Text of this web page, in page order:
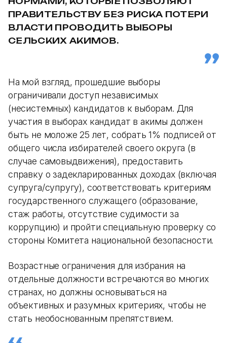
ПРАВИТЕЛЬСТВУ БЕЗ РИСКА ПОТЕРИ
ВЛАСТИ ПРОВОДИТЬ ВЫБОРЫ
СЕЛЬСКИХ АКИМОВ.
На мой взгляд, прошедшие выборы
ограничивали доступ независимых
(несистемных) кандидатов к выборам. Для
участия в выборах кандидат в акимы должен
быть не моложе 25 лет, собрать 1% подписей от
общего числа избирателей своего округа (в
случае самовыдвижения), предоставить
справку о задекларированных доходах (включая
супруга/супругу), соответствовать критериям
государственного служащего (образование,
стаж работы, отсутствие судимости за
коррупцию) и пройти специальную проверку со
стороны Комитета национальной безопасности.
Возрастные ограничения для избрания на
отдельные должности встречаются во многих
странах, но должны основываться на
объективных и разумных критериях, чтобы не
стать необоснованным препятствием.